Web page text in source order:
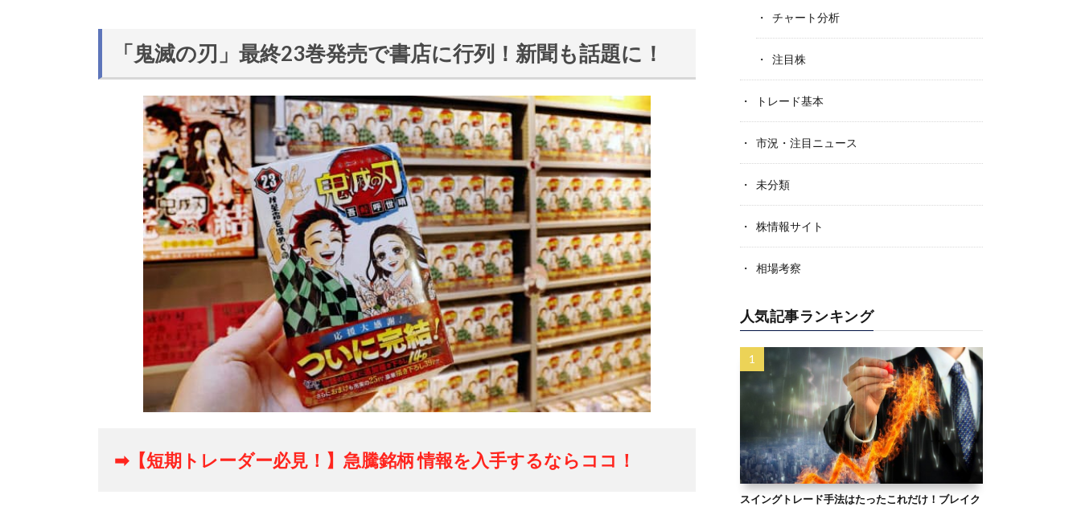
「鬼滅の刃」最終23巻発売で書店に行列！新聞も話題に！
➡【短期トレーダー必見！】急騰銘柄 情報を入手するならココ！
チャート分析
注目株
トレード基本
市況・注目ニュース
未分類
株情報サイト
相場考察
人気記事ランキング
スイングトレード手法はたったこれだけ！ブレイク